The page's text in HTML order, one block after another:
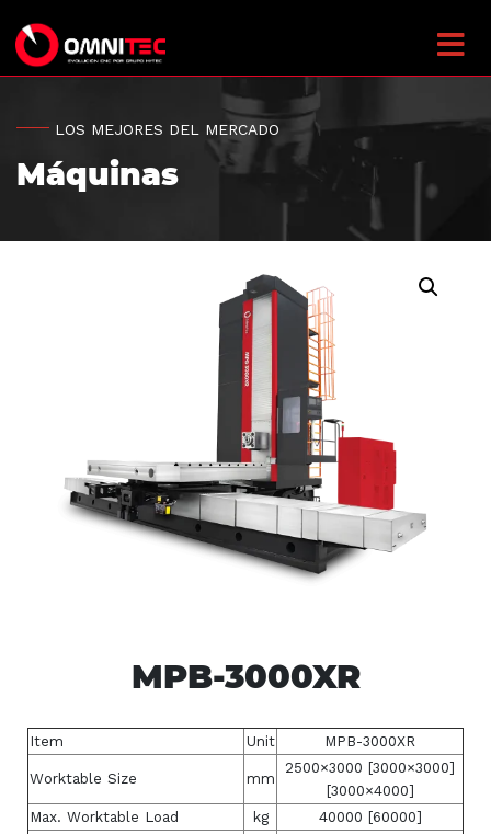
LOS MEJORES DEL MERCADO
Máquinas
MPB-3000XR
Item Unit MPB-3000XR
Worktable Size mm
2500×3000 [3000×3000]
[3000×4000]
Max. Worktable Load
kg
40000 [60000]